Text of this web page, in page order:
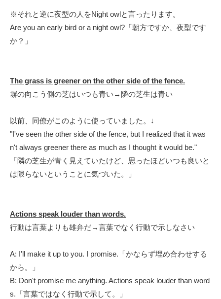
※それと逆に夜型の人をNight owlと言ったります。
Are you an early bird or a night owl?「朝方ですか、夜型です
か？」
The grass is greener on the other side of the fence.
塀の向こう側の芝はいつも青い→隣の芝生は青い
以前、同僚がこのように使っていました。↓
"I've seen the other side of the fence, but I realized that it was
n't always greener there as much as I thought it would be."
「隣の芝生が青く見えていたけど、思ったほどいつも良いと
は限らないということに気づいた。」
Actions speak louder than words.
行動は言葉よりも雄弁だ→言葉でなく行動で示しなさい
A: I'll make it up to you. I promise.「かならず埋め合わせする
から。」
B: Don't promise me anything. Actions speak louder than word
s.「言葉ではなく行動で示して。」